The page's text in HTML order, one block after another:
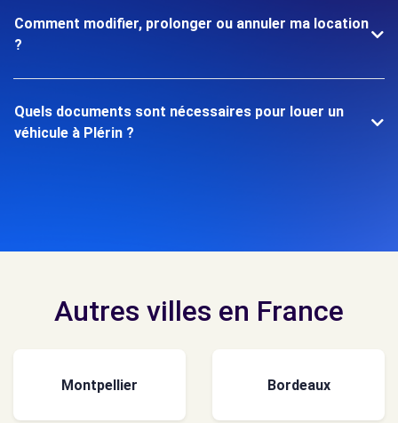
Comment modifier, prolonger ou annuler ma location
?
Quels documents sont nécessaires pour louer un
véhicule à Plérin ?
Autres villes en France
Montpellier Bordeaux